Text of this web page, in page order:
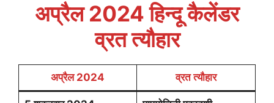
o
A
e
r
अप्रैल 2024 हिन्दू कैलेंडर
व्रत त्यौहार
अप्रैल 2024 व्रत त्यौहार